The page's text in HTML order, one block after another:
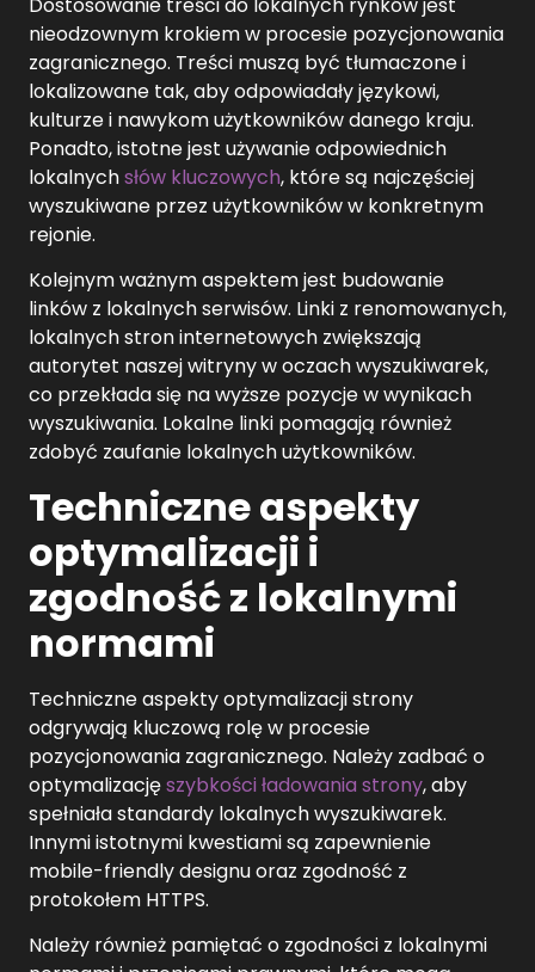
nieodzownym krokiem w procesie pozycjonowania
zagranicznego. Treści muszą być tłumaczone i
lokalizowane tak, aby odpowiadały językowi,
kulturze i nawykom użytkowników danego kraju.
Ponadto, istotne jest używanie odpowiednich
lokalnychsłów kluczowych, które są najczęściej
wyszukiwane przez użytkowników w konkretnym
rejonie.
Kolejnym ważnym aspektem jest budowanie
linków z lokalnych serwisów. Linki z renomowanych,
lokalnych stron internetowych zwiększają
autorytet naszej witryny w oczach wyszukiwarek,
co przekłada się na wyższe pozycje w wynikach
wyszukiwania. Lokalne linki pomagają również
zdobyć zaufanie lokalnych użytkowników.
Techniczne aspekty
optymalizacji i
zgodność z lokalnymi
normami
Techniczne aspekty optymalizacji strony
odgrywają kluczową rolę w procesie
pozycjonowania zagranicznego. Należy zadbać o
optymalizacjęszybkości ładowania strony, aby
spełniała standardy lokalnych wyszukiwarek.
Innymi istotnymi kwestiami są zapewnienie
mobile-friendly designu oraz zgodność z
protokołem HTTPS.
Należy również pamiętać o zgodności z lokalnymi